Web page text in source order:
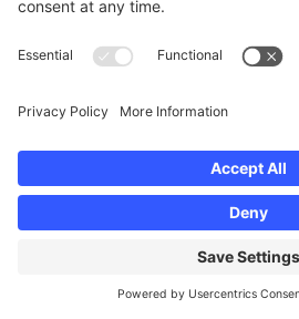
2013. Comenzó su carrera
compromiso con el
desfavorecidas.
Outside The Lens en 2019 y ha
programa de empoderamiento
sin hogar y fugitivos. A través
integró con éxito intervenciones
artes con la defensa de los